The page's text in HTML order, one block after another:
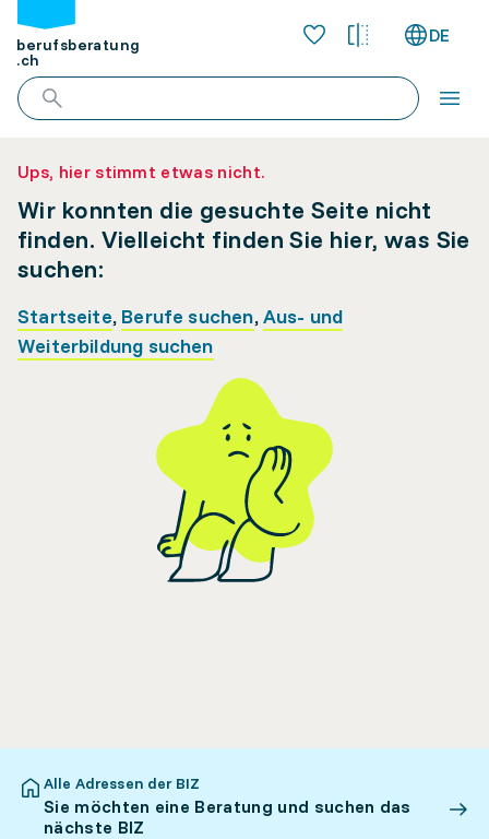
berufsberatung
.ch
DE
Ups, hier stimmt etwas nicht.
Wir konnten die gesuchte Seite nicht
finden. Vielleicht finden Sie hier, was Sie
suchen:
Startseite, Berufe suchen,Aus- und
Weiterbildung suchen
Alle Adressen der BIZ
Sie möchten eine Beratung und suchen das
nächste BIZ